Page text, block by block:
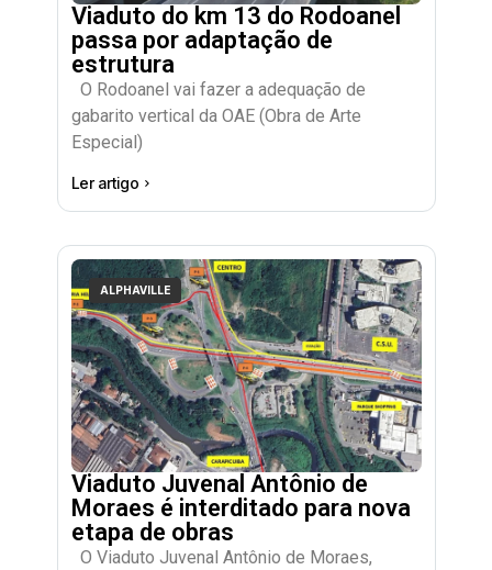
Viaduto do km 13 do Rodoanel
passa por adaptação de
estrutura
O Rodoanel vai fazer a adequação de
gabarito vertical da OAE (Obra de Arte
Especial)
Ler artigo
ALPHAVILLE
Viaduto Juvenal Antônio de
Moraes é interditado para nova
etapa de obras
O Viaduto Juvenal Antônio de Moraes,